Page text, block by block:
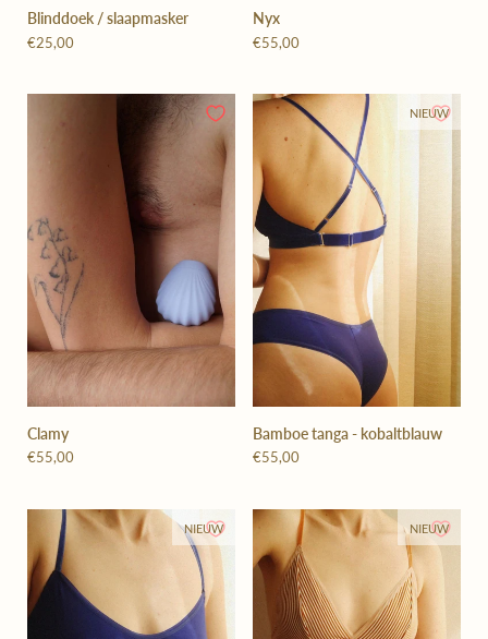
Blinddoek / slaapmasker
€25,00
Nyx
€55,00
Clamy
€55,00
Bamboe tanga - kobaltblauw
€55,00
NIEUW
NIEUW NIEUW